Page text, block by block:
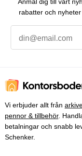
rabatter och
Vi erbjuder allt från
pennor & tillbehör.
betalningar och snabb
Schenker.